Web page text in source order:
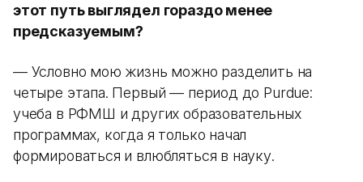
этот путь выглядел гораздо менее
предсказуемым?
— Условно мою жизнь можно разделить на
четыре этапа. Первый — период до Purdue:
учеба в РФМШ и других образовательных
программах, когда я только начал
формироваться и влюбляться в науку.